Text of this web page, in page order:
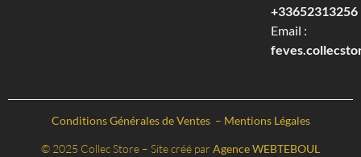
+33652313256‬
Email :
Conditions Générales de Ventes – Mentions Légales
© 2025 Collec Store – Site créé par Agence WEBTEBOUL